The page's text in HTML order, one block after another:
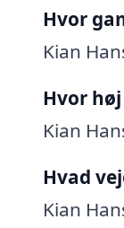
Hvor
Kian
Hvor
Kian
Hvad
Kian